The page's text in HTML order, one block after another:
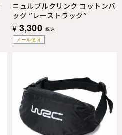
メール便可
ニュルブルクリンク コットンバ
ッグ ”レーストラック”
¥ 3,300 税込